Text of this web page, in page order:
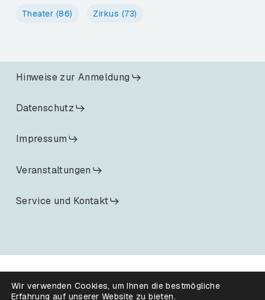
Theater (86) Zirkus (73)
Hinweise zur Anmeldung
Datenschutz
Impressum
Veranstaltungen
Service und Kontakt
Wir verwenden Cookies, um Ihnen die bestmögliche
Erfahrung auf unserer Website zu bieten.